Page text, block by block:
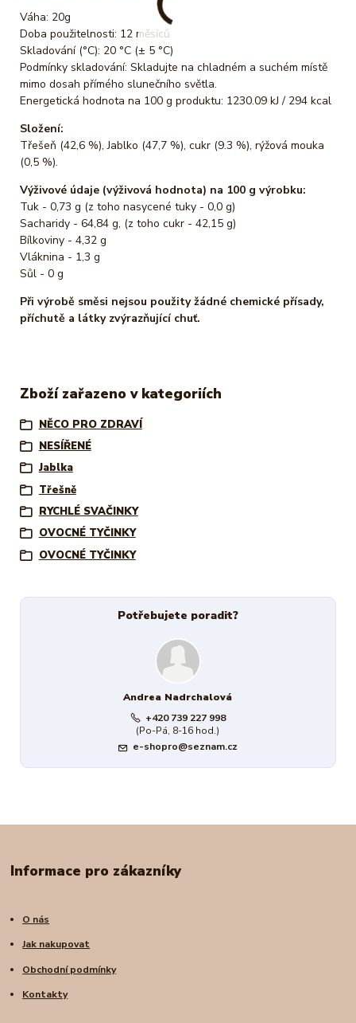
Váha: 20g
Doba použitelnosti: 12 měsíců
Skladování (°C): 20 °C (± 5 °C)
Podmínky skladování: Skladujte na chladném a suchém místě
mimo dosah přímého slunečního světla.
Energetická hodnota na 100 g produktu: 1230.09 kJ / 294 kcal
Složení:
Třešeň (42,6 %), Jablko (47,7 %), cukr (9.3 %), rýžová mouka
(0,5 %).
Výživové údaje (výživová hodnota) na 100 g výrobku:
Tuk - 0,73 g (z toho nasycené tuky - 0,0 g)
Sacharidy - 64,84 g, (z toho cukr - 42,15 g)
Bílkoviny - 4,32 g
Vláknina - 1,3 g
Sůl - 0 g
Při výrobě směsi nejsou použity žádné chemické přísady,
příchutě a látky zvýrazňující chuť.
Zboží zařazeno v kategoriích
NĚCO PRO ZDRAVÍ
NESÍŘENÉ
Jablka
Třešně
RYCHLÉ SVAČINKY
OVOCNÉ TYČINKY
OVOCNÉ TYČINKY
Potřebujete poradit?
Andrea Nadrchalová
+420 739 227 998
(Po-Pá, 8-16 hod.)
e-shopro@seznam.cz
Informace pro zákazníky
O nás
Jak nakupovat
Obchodní podmínky
Kontakty